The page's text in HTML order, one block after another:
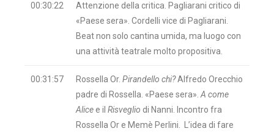
00:30:22
Attenzione della critica. Pagliarani critico di
«Paese sera». Cordelli vice di Pagliarani.
Beat non solo cantina umida, ma luogo con
una attività teatrale molto propositiva.
00:31:57 Rossella Or. Pirandello chi?Alfredo Orecchio
padre di Rossella. «Paese sera». A come
Alicee il Risveglio di Nanni. Incontro fra
Rossella Or e Memè Perlini. L’idea di fare